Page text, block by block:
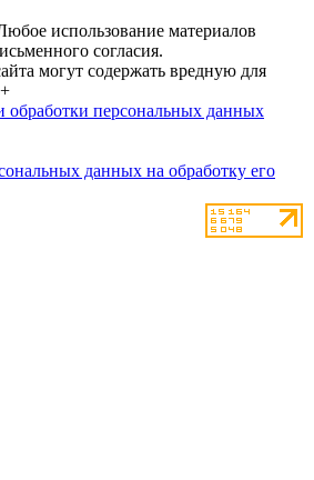
использование материалов
согласия.
могут содержать вредную для
персональных данных
данных на обработку его